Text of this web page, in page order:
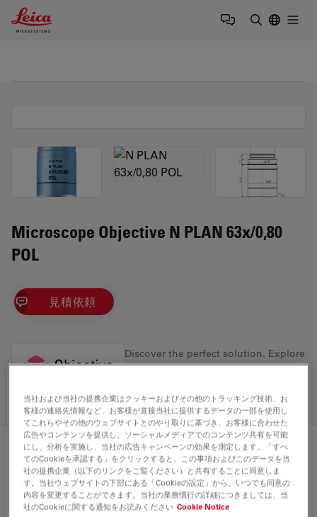
Leica Microsystems Logo
Microscope Objective N PLAN 63x/0,80
POL
見積依頼
Discover the perfect solution. Explore
ourObjective Finder, compare
your needs.
技術仕様
製品番号 11556056
当社および当社の提携企業はクッキーおよびその他のトラッキング技術、お
客様の連絡先情報など、お客様が直接当社に提供するデータの一部を使用し
てこれらやその他のウェブサイトとのやり取りに基づき、お客様に合わせた
広告やコンテンツを提供し、ソーシャルメディアでのコンテンツ共有を可能
にし、分析を実施し、当社の広告キャンペーンの効果を測定します。「すべ
てのCookieを承認する」をクリックすると、この事項およびこのデータを当
社の提携企業（以下のリンクをご覧ください）と共有することに同意しま
す。当社ウェブサイトの下部にある「Cookieの設定」から、いつでも同意の
内容を変更することができます。当社の業務慣行の詳細につきましては、当
社のCookieに関する通知をお読みください Cookie Notice